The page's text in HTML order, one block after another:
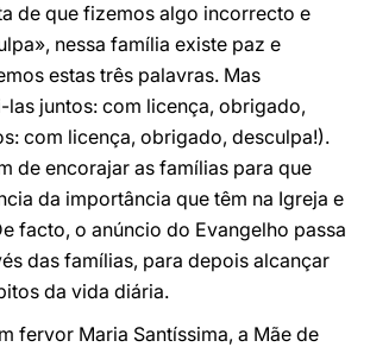
de que fizemos algo incorrecto e
nessa família existe paz e
estas três palavras. Mas
las juntos: com licença, obrigado,
com licença, obrigado, desculpa!).
de encorajar as famílias para que
da importância que têm na Igreja e
facto, o anúncio do Evangelho passa
das famílias, para depois alcançar
da vida diária.
fervor Maria Santíssima, a Mãe de